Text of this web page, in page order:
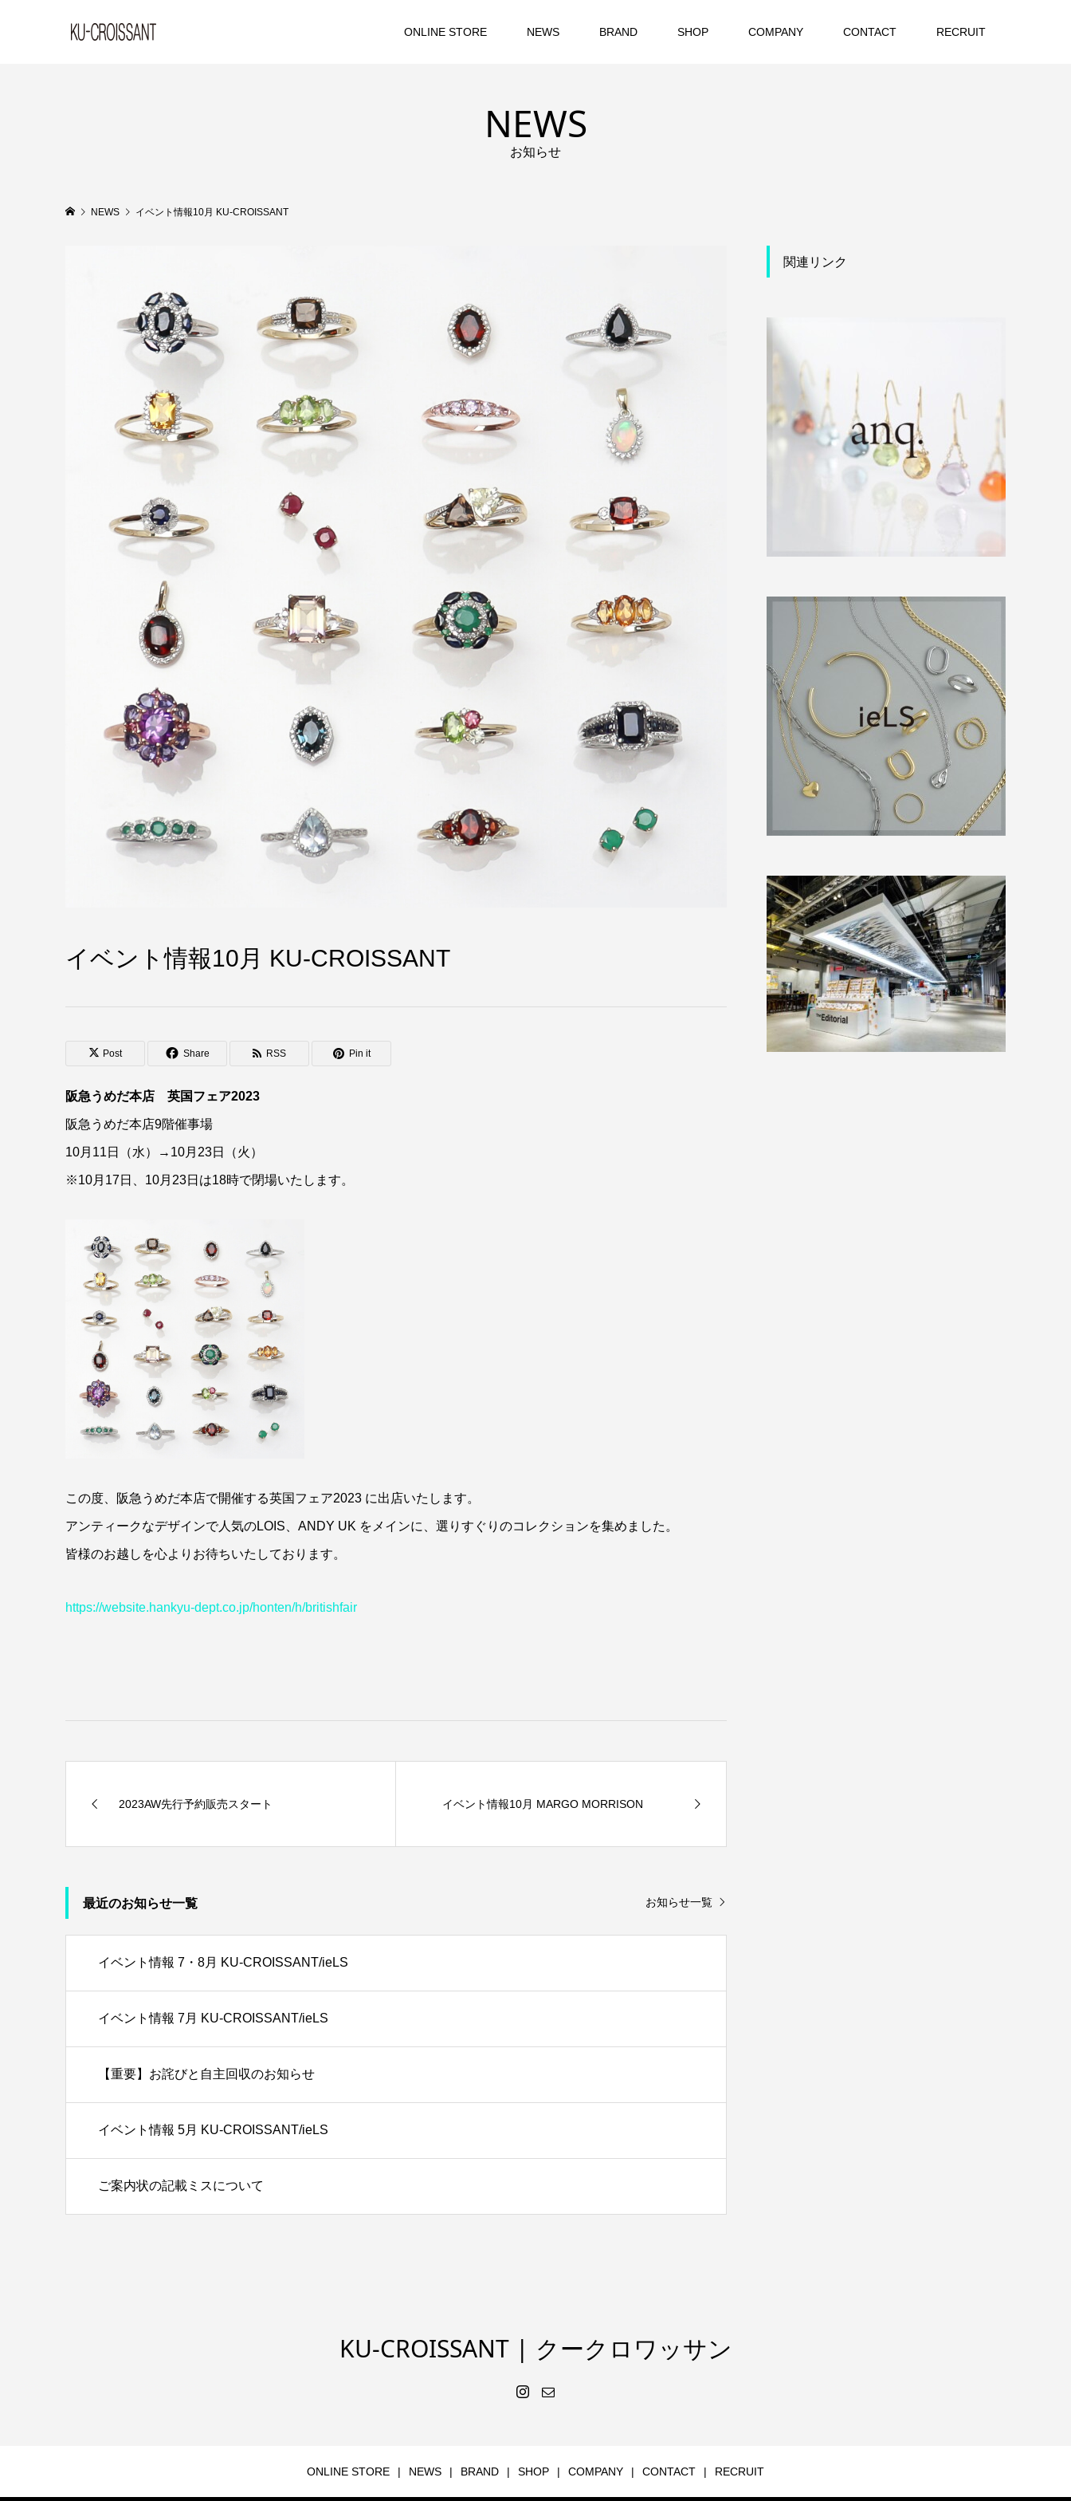
ONLINE STORE NEWS BRAND SHOP COMPANY CONTACT RECRUIT
NEWS
お知らせ
NEWS イベント情報10月 KU-CROISSANT
イベント情報10月 KU-CROISSANT
Post Share RSS Pin it
阪急うめだ本店 英国フェア2023
阪急うめだ本店9階催事場
10月11日（水）→10月23日（火）
※10月17日、10月23日は18時で閉場いたします。
この度、阪急うめだ本店で開催する英国フェア2023 に出店いたします。
アンティークなデザインで人気のLOIS、ANDY UK をメインに、選りすぐりのコレクションを集めました。
皆様のお越しを心よりお待ちいたしております。
https://website.hankyu-dept.co.jp/honten/h/britishfair
2023AW先行予約販売スタート イベント情報10月 MARGO MORRISON
最近のお知らせ一覧 お知らせ一覧
イベント情報 7・8月 KU-CROISSANT/ieLS
イベント情報 7月 KU-CROISSANT/ieLS
【重要】お詫びと自主回収のお知らせ
イベント情報 5月 KU-CROISSANT/ieLS
ご案内状の記載ミスについて
関連リンク
KU-CROISSANT | クークロワッサン
ONLINE STORE NEWS BRAND SHOP COMPANY CONTACT RECRUIT